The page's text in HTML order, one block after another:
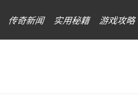
传奇新闻 实用秘籍 游戏攻略